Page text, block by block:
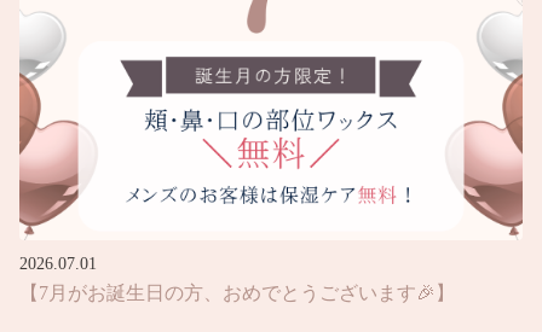
2026.07.01
【7月がお誕生日の方、おめでとうございます🎉】